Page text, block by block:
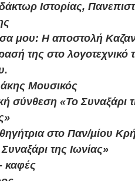
Ιστορίας,
μου: Η αποστολή
της στο λογοτεχνικό
Μουσικός
σύνθεση «Το Συναξάρι
στο Παν/μίου
της Ιωνίας»
καφές